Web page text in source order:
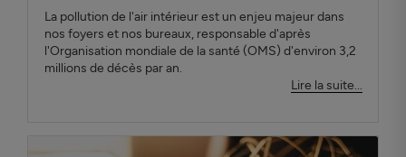
La pollution de l'air intérieur est un enjeu majeur dans
nos foyers et nos bureaux, responsable d'après
l'Organisation mondiale de la santé (OMS) d'environ 3,2
millions de décès par an.
Lire la suite...